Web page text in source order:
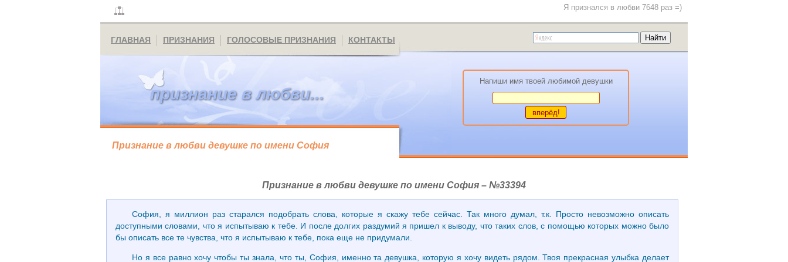
Признание в любви девушке по имени София
признание в любви...
ГЛАВНАЯ ПРИЗНАНИЯ ГОЛОСОВЫЕ ПРИЗНАНИЯ КОНТАКТЫ
Напиши имя твоей любимой девушки
Я признался в любви 7648 раз =)
Признание в любви девушке по имени София – №33394
София, я миллион раз старался подобрать слова, которые я скажу тебе сейчас. Так много думал, т.к. Просто невозможно описать
доступными словами, что я испытываю к тебе. И после долгих раздумий я пришел к выводу, что таких слов, с помощью которых можно было
бы описать все те чувства, что я испытываю к тебе, пока еще не придумали.
Но я все равно хочу чтобы ты знала, что ты, София, именно та девушка, которую я хочу видеть рядом. Твоя прекрасная улыбка делает